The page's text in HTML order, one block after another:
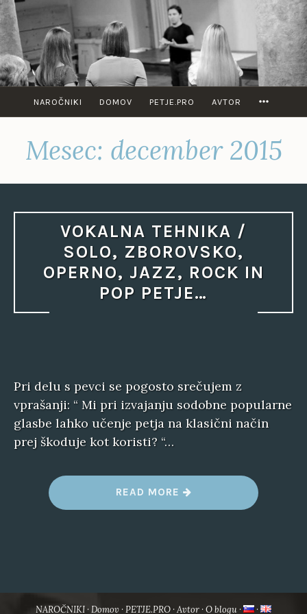
Skip
to
content
PETJE Z
ROBERTOM
FEGUŠEM
NAROČNIKI DOMOV PETJE.PRO AVTOR
Mesec: december 2015
VOKALNA TEHNIKA /
SOLO, ZBOROVSKO,
OPERNO, JAZZ, ROCK IN
POP PETJE…
Pri delu s pevci se pogosto srečujem z
vprašanji: “ Mi pri izvajanju sodobne popularne
glasbe lahko učenje petja na klasični način
prej škoduje kot koristi? “…
READ MORE “
O
H
N
NAROČNIKI Domov PETJE.PRO Avtor O blogu